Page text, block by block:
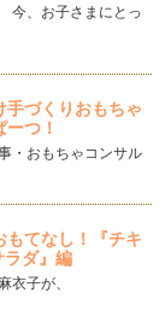
。とうもろこ
干せず、何と
。そろそろ梅
たくさんお顔
今、お子さまにとっ
手づくりおもちゃ
つ！
・おもちゃコンサル
てなし！『チキ
ラダ』編
子が、